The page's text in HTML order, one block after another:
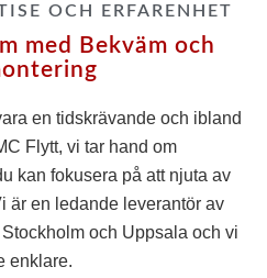
OCH ERFARENHET
med Bekväm och
en tidskrävande och ibland
Flytt, vi tar hand om
kan fokusera på att njuta av
är en ledande leverantör av
och Uppsala och vi
enklare.